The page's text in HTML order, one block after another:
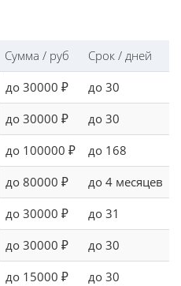
Сумма / руб Срок / дней
до 30000 ₽ до 30
до 30000 ₽ до 30
до 100000 ₽ до 168
до 80000 ₽ до 4 месяцев
до 30000 ₽ до 31
до 30000 ₽ до 30
до 15000 ₽ до 30